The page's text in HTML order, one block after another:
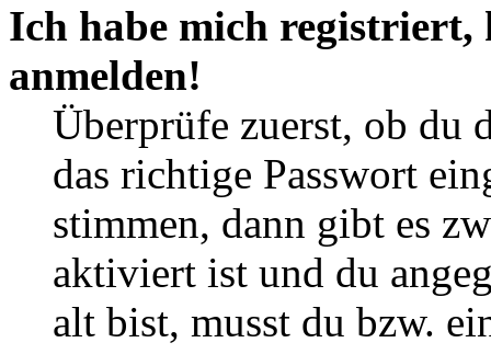
Ich habe mich
anmelden!
Überprüfe zuerst, ob du
das richtige Passwort
stimmen, dann gibt es
aktiviert ist und du
alt bist, musst du bzw.